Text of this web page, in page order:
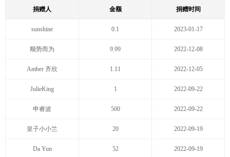
捐赠人 金额 捐赠时间
sunshine 0.1 2023-01-17
顺势而为 9.99 2022-12-08
Amber 齐欣 1.11 2022-12-05
JulieKing 1 2022-09-22
申睿波 500 2022-09-22
皇子小小兰 20 2022-09-19
Da Yun 52 2022-09-19